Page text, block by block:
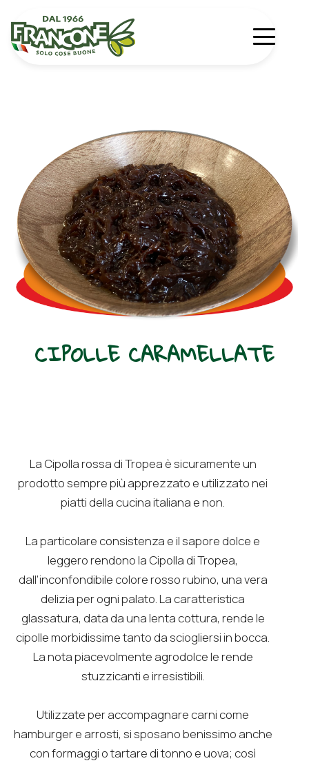
CIPOLLE CARAMELLATE
La Cipolla rossa di Tropea è sicuramente un
prodotto sempre più apprezzato e utilizzato nei
piatti della cucina italiana e non.
La particolare consistenza e il sapore dolce e
leggero rendono la Cipolla di Tropea,
dall’inconfondibile colore rosso rubino, una vera
delizia per ogni palato. La caratteristica
glassatura, data da una lenta cottura, rende le
cipolle morbidissime tanto da sciogliersi in bocca.
La nota piacevolmente agrodolce le rende
stuzzicanti e irresistibili.
Utilizzate per accompagnare carni come
hamburger e arrosti, si sposano benissimo anche
con formaggi o tartare di tonno e uova; così